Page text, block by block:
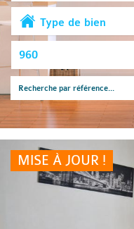
Type de bien
MISE À JOUR !